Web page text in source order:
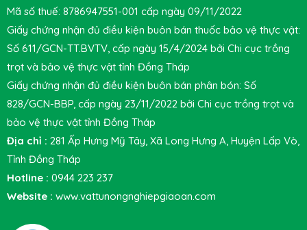
Mã số thuế: 8786947551-001 cấp ngày 09/11/2022
Giấy chứng nhận đủ điều kiện buôn bán thuốc bảo vệ thực vật:
Số 611/GCN-TT.BVTV, cấp ngày 15/4/2024 bởi Chi cục trồng
trọt và bảo vệ thực vật tỉnh Đồng Tháp
Giấy chứng nhận đủ điều kiện buôn bán phân bón: Số
828/GCN-BBP, cấp ngày 23/11/2022 bởi Chi cục trồng trọt và
bảo vệ thực vật tỉnh Đồng Tháp
Địa chỉ : 281 Ấp Hưng Mỹ Tây, Xã Long Hưng A, Huyện Lấp Vò,
Tỉnh Đồng Tháp
Hotline : 0944 223 237
Website : www.vattunongnghiepgiaoan.com